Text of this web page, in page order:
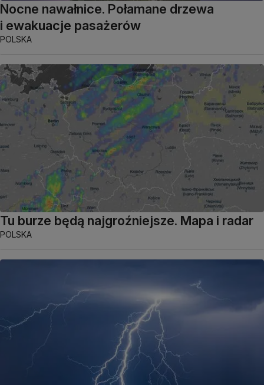
Nocne nawałnice. Połamane drzewa
i ewakuacje pasażerów
POLSKA
Tu burze będą najgroźniejsze. Mapa i radar
POLSKA